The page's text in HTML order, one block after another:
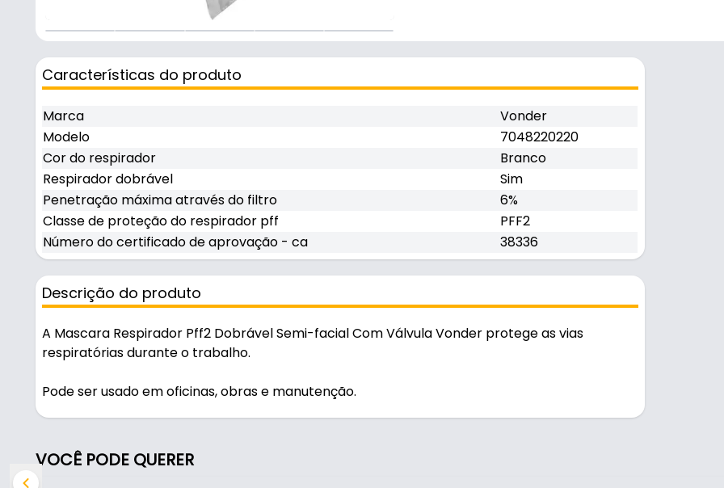
Características do produto
Marca
Vonder
Modelo
7048220220
Cor do respirador
Branco
Respirador dobrável
Sim
Penetração máxima através do filtro
6%
Classe de proteção do respirador pff
PFF2
Número do certificado de aprovação - ca
38336
Descrição do produto
A Mascara Respirador Pff2 Dobrável Semi-facial Com Válvula Vonder protege as vias
respiratórias durante o trabalho.
Pode ser usado em oficinas, obras e manutenção.
- Marca: Vonder
- Modelo: 7048220220
VOCÊ PODE QUERER